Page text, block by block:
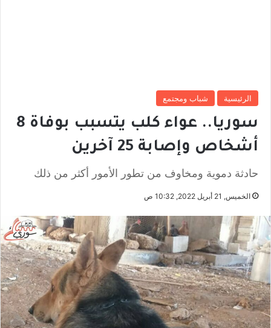
الرئيسية شباب ومجتمع
سوريا.. عواء كلب يتسبب بوفاة 8
أشخاص وإصابة 25 آخرين
حادثة دموية ومخاوف من تطور الأمور أكثر من ذلك
الخميس, 21 أبريل 2022, 10:32 ص